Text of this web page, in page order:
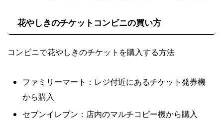
花やしきのチケットコンビニの買い方
コンビニで花やしきのチケットを購入する方法
ファミリーマート：レジ付近にあるチケット発券機
から購入
セブンイレブン：店内のマルチコピー機から購入